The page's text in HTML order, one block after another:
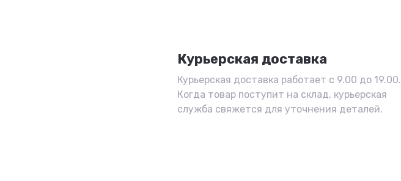
Курьерская доставка
Курьерская доставка работает с 9.00 до 19.00.
Когда товар поступит на склад, курьерская
служба свяжется для уточнения деталей.